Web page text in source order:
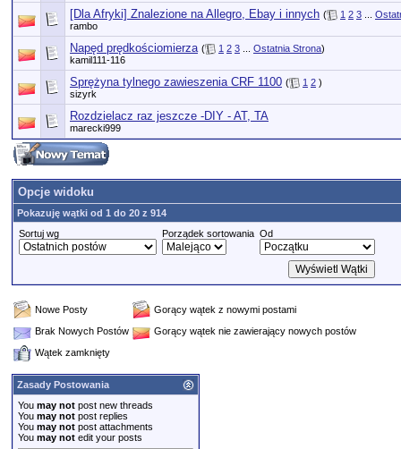
[Dla Afryki] Znalezione na Allegro, Ebay i innych ( 1 2 3
rambo
Napęd prędkościomierza ( 1 2 3 Ostatnia Strona)
kamil111-116
Sprężyna tylnego zawieszenia CRF 1100 ( 1 2 )
sizyrk
Rozdzielacz raz jeszcze -DIY - AT, TA
marecki999
Opcje widoku
Pokazuję wątki od 1 do 20 z 914
Sortuj wg
Porządek sortowania Od
Nowe Posty
Gorący wątek z nowymi postami
Brak Nowych Postów
Gorący wątek nie zawierający nowych postów
Wątek zamknięty
Zasady Postowania
You may not post new threads
You may not post replies
You may not post attachments
You may not edit your posts